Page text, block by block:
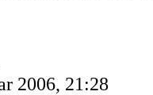
2006, 21:28